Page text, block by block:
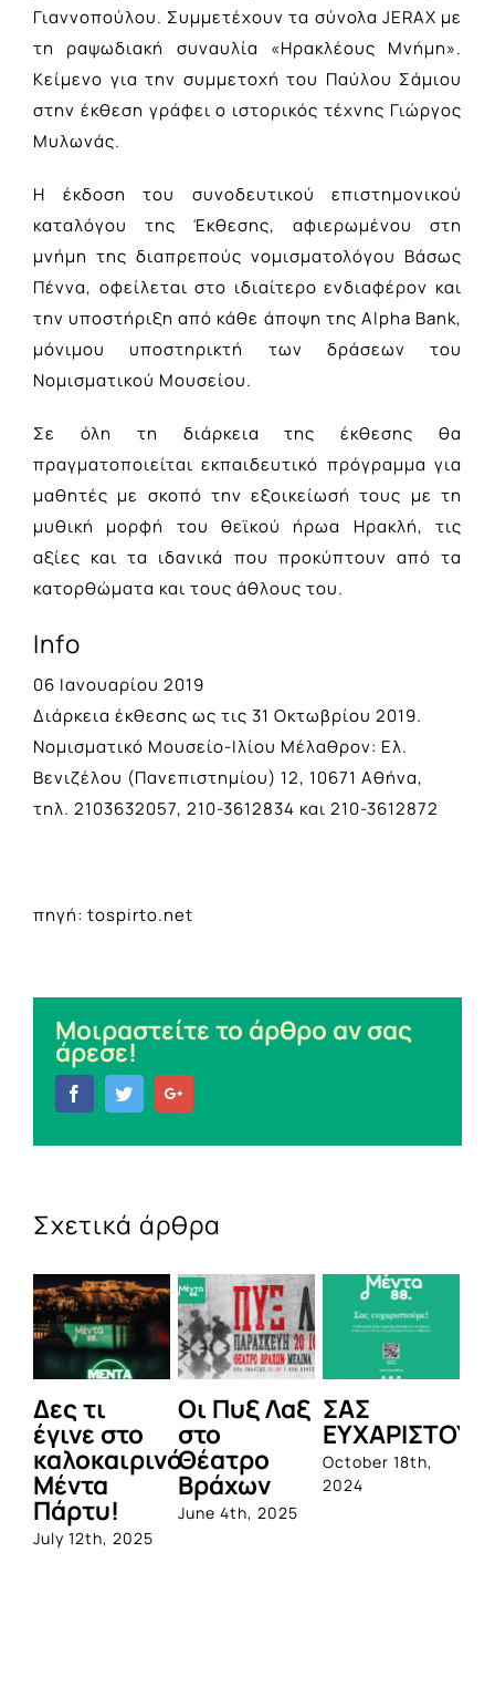
Γιαννοπούλου. Συμμετέχουν τα σύνολα JERAX με
τη ραψωδιακή συναυλία «Ηρακλέους Μνήμη».
Κείμενο για την συμμετοχή του Παύλου Σάμιου
στην έκθεση γράφει ο ιστορικός τέχνης Γιώργος
Μυλωνάς.
Η έκδοση του συνοδευτικού επιστημονικού
καταλόγου της Έκθεσης, αφιερωμένου στη
μνήμη της διαπρεπούς νομισματολόγου Βάσως
Πέννα, οφείλεται στο ιδιαίτερο ενδιαφέρον και
την υποστήριξη από κάθε άποψη της Alpha Bank,
µόνιµου υποστηρικτή των δράσεων του
Νοµισµατικού Μουσείου.
Σε όλη τη διάρκεια της έκθεσης θα
πραγματοποιείται εκπαιδευτικό πρόγραμμα για
μαθητές με σκοπό την εξοικείωσή τους με τη
μυθική μορφή του θεϊκού ήρωα Ηρακλή, τις
αξίες και τα ιδανικά που προκύπτουν από τα
κατορθώματα και τους άθλους του.
Info
06 Ιανουαρίου 2019
Διάρκεια έκθεσης ως τις 31 Οκτωβρίου 2019.
Νομισματικό Μουσείο-Ιλίου Μέλαθρον: Ελ.
Βενιζέλου (Πανεπιστημίου) 12, 10671 Αθήνα,
τηλ. 2103632057, 210-3612834 και 210-3612872
πηγή: tospirto.net
Μοιραστείτε το άρθρο αν σας
άρεσε!
FacebookTwitter
Σχετικά άρθρα
τι
στο
12th, 2025
Οι Πυξ Λαξ
στο
Θέατρο
Βράχων
June 4th, 2025
ΣΑΣ
ΕΥΧΑΡΙΣΤΟΥΜΕ!
October 18th,
2024
1η